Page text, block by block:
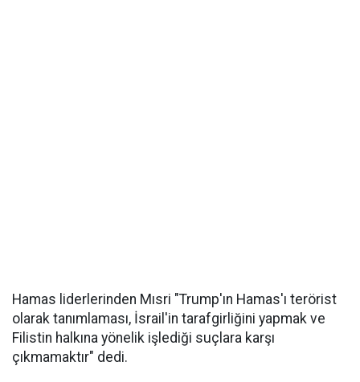
Hamas liderlerinden Mısri "Trump'ın Hamas'ı terörist
olarak tanımlaması, İsrail'in tarafgirliğini yapmak ve
Filistin halkına yönelik işlediği suçlara karşı
çıkmamaktır" dedi.